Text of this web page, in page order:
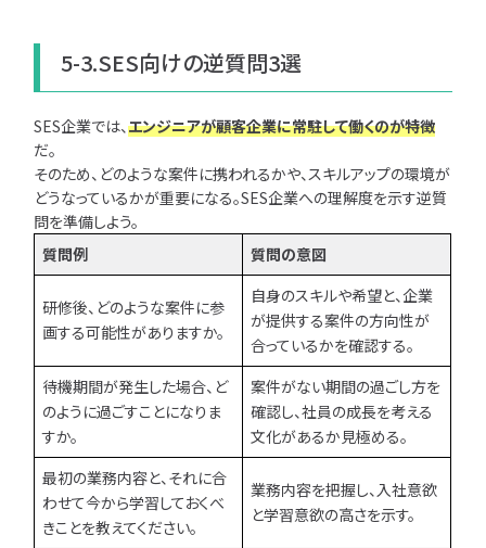
5-3.SES向けの逆質問3選
SES企業では、エンジニアが顧客企業に常駐して働くのが特徴
だ。
そのため、どのような案件に携われるかや、スキルアップの環境が
どうなっているかが重要になる。SES企業への理解度を示す逆質
問を準備しよう。
質問例
質問の意図
研修後、どのような案件に参
画する可能性がありますか。
自身のスキルや希望と、企業
が提供する案件の方向性が
合っているかを確認する。
待機期間が発生した場合、ど
のように過ごすことになりま
すか。
案件がない期間の過ごし方を
確認し、社員の成長を考える
文化があるか見極める。
最初の業務内容と、それに合
わせて今から学習しておくべ
きことを教えてください。
業務内容を把握し、入社意欲
と学習意欲の高さを示す。